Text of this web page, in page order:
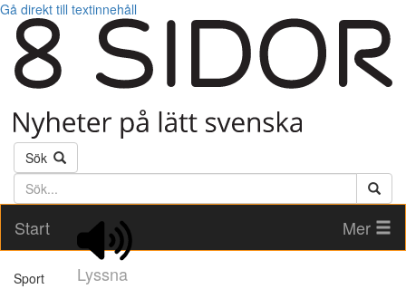
Gå direkt till textinnehåll
Sök
Söktext
Start
Lyssna
Mer
Sport